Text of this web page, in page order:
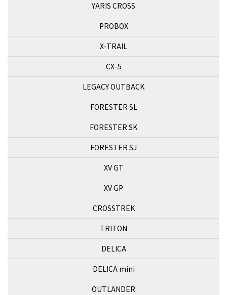
YARIS CROSS
PROBOX
X-TRAIL
CX-5
LEGACY OUTBACK
FORESTER SL
FORESTER SK
FORESTER SJ
XV GT
XV GP
CROSSTREK
TRITON
DELICA
DELICA mini
OUTLANDER